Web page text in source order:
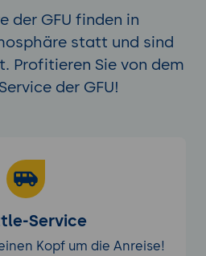
der GFU finden in
statt und sind
Profitieren Sie von dem
der GFU!
Service
Kopf um die Anreise!